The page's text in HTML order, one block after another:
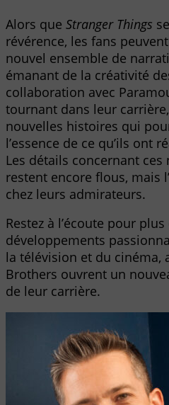
Alors que Stranger Things
révérence, les fans
nouvel ensemble de
émanant de la créativité
collaboration avec
tournant dans leur
nouvelles histoires qui
l’essence de ce qu’ils ont
Les détails concernant
restent encore flous, mais
chez leurs admirateurs.
Restez à l’écoute pour
développements
la télévision et du cinéma,
Brothers ouvrent un
de leur carrière.